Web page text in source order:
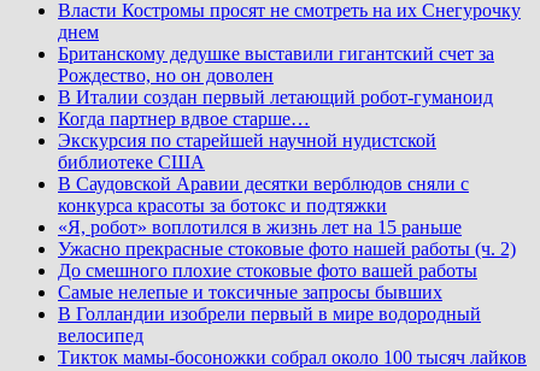
Власти Костромы просят не смотреть на их Снегурочку
днем
Британскому дедушке выставили гигантский счет за
Рождество, но он доволен
В Италии создан первый летающий робот-гуманоид
Когда партнер вдвое старше…
Экскурсия по старейшей научной нудистской
библиотеке США
В Саудовской Аравии десятки верблюдов сняли с
конкурса красоты за ботокс и подтяжки
«Я, робот» воплотился в жизнь лет на 15 раньше
Ужасно прекрасные стоковые фото нашей работы (ч. 2)
До смешного плохие стоковые фото вашей работы
Самые нелепые и токсичные запросы бывших
В Голландии изобрели первый в мире водородный
велосипед
Тикток мамы-босоножки собрал около 100 тысяч лайков